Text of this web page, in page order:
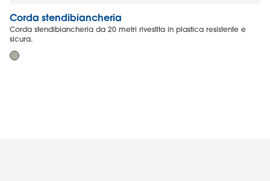
Corda stendibiancheria
Corda stendibiancheria da 20 metri rivestita in plastica resistente e
sicura.